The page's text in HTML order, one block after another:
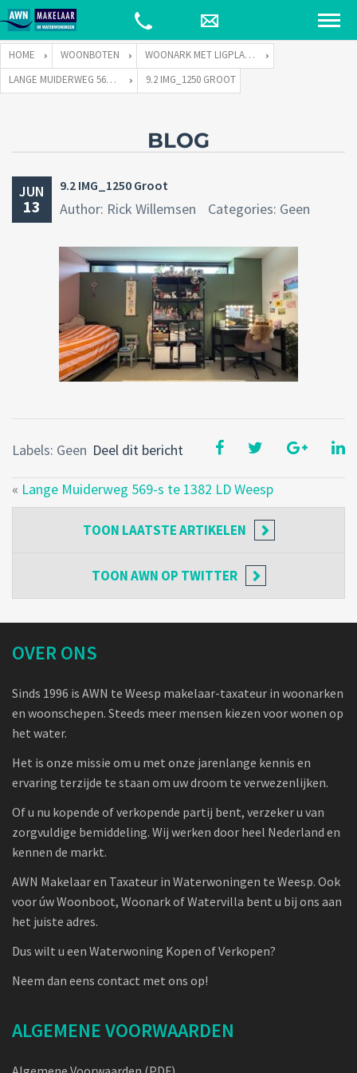
HOME WOONBOTEN
WOONARK MET LIGPLAATS
LANGE MUIDERWEG 569-S TE 1382 LD WEESP
9.2 IMG_1250 GROOT
BLOG
JUN
13
9.2 IMG_1250 Groot
Author: Rick Willemsen Categories: Geen
Deel dit bericht
Labels: Geen
« Lange Muiderweg 569-s te 1382 LD Weesp
TOON LAATSTE ARTIKELEN
TOONAWN OP TWITTER
OVER ONS
Sinds 1996 is AWN te Weesp makelaar-taxateur in woonarken
en woonschepen. Steeds meer mensen kiezen voor wonen op
het water.
Het is onze missie om u met onze jarenlange kennis en
ervaring terzijde te staan om uw droom te verwezenlijken.
Of u nu kopende of verkopende partij bent, verzeker u van
zorgvuldige bemiddeling. Wij werken door heel Nederland en
kennen de markt.
AWN Makelaar en Taxateur in Waterwoningen te Weesp. Ook
voor úw Woonboot, Woonark of Watervilla bent u bij ons aan
het juiste adres.
Dus wilt u een Waterwoning Kopen of Verkopen?
Neem dan eens contact met ons op!
ALGEMENE VOORWAARDEN